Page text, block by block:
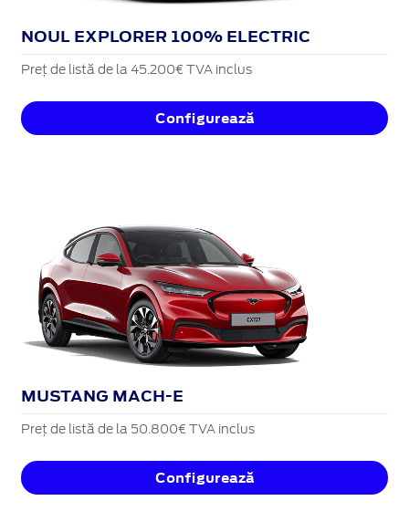
NOUL EXPLORER 100% ELECTRIC
Preț de listă de la 45.200€ TVA inclus
Configurează
MUSTANG MACH-E
Preț de listă de la 50.800€ TVA inclus
Configurează